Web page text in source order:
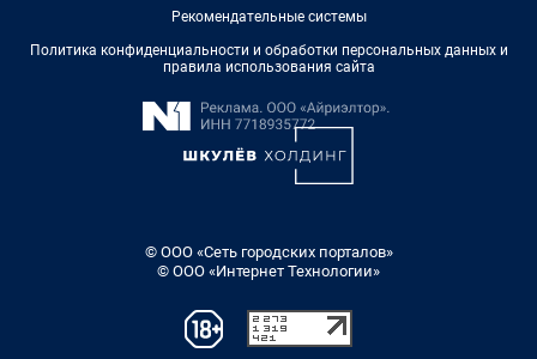
Рекомендательные системы
Политика конфиденциальности и обработки персональных данных и
правила использования сайта
© ООО «Сеть городских порталов»
© ООО «Интернет Технологии»